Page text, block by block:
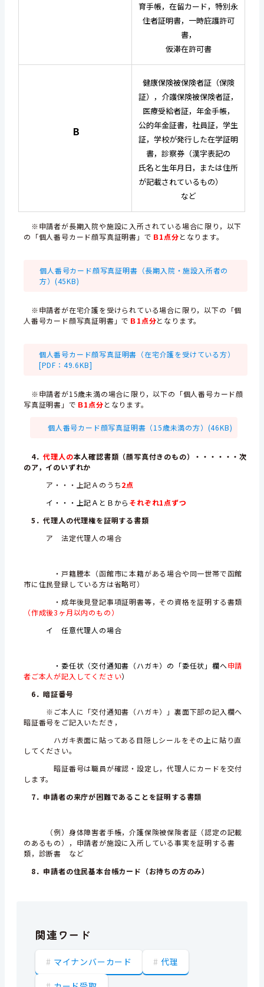
育手帳，在留カード， 特別永
住者証明書，一時庇護許可
書，
仮滞在許可書
B
健康保険被保険者証（保険
証），介護保険被保険者証，
医療受給者証，年金手帳，
公的年金証書，社員証， 学生
証，学校が発行した在学証明
書，診察券（漢字表記の
氏名と生年月日，または住所
が記載されているもの）
など
※申請者が長期入院や施設に入所されている場合に限り，以下
の「個人番号カード顔写真証明書」で Ｂ1点分となります。
個人番号カード顔写真証明書（長期入院・施設入所者の
方）(45KB)
※申請者が在宅介護を受けられている場合に限り，以下の「個
人番号カード顔写真証明書」で Ｂ1点分となります。
個人番号カード顔写真証明書（在宅介護を受けている方）
[PDF：49.6KB]
※申請者が15歳未満の場合に限り，以下の「個人番号カード顔
写真証明書」で Ｂ1点分となります。
個人番号カード顔写真証明書（15歳未満の方）(46KB)
4．代理人の本人確認書類（顔写真付きのもの）・・・・・・次
のア，イのいずれか
ア・・・上記Ａのうち2点
イ・・・上記ＡとＢから それぞれ1点ずつ
5．代理人の代理権を証明する書類
ア 法定代理人の場合
・戸籍謄本（函館市に本籍がある場合や同一世帯で函館
市に住民登録している方は省略可）
・成年後見登記事項証明書等，その資格を証明する書類
（作成後3ヶ月以内のもの）
イ 任意代理人の場合
・委任状（交付通知書（ハガキ）の「委任状」欄へ申請
者ご本人が記入してください）
6．暗証番号
※ご本人に「交付通知書（ハガキ）」裏面下部の記入欄へ
暗証番号をご記入いただき，
ハガキ表面に貼ってある目隠しシールをその上に貼り直
してください。
暗証番号は職員が確認・設定し，代理人にカードを交付
します。
7．申請者の来庁が困難であることを証明する書類
（例）身体障害者手帳，介護保険被保険者証（認定の記載
のあるもの），申請者が施設に入所している事実を証明する書
類，診断書 など
8．申請者の住民基本台帳カード（お持ちの方のみ）
関連ワード
マイナンバーカード 代理